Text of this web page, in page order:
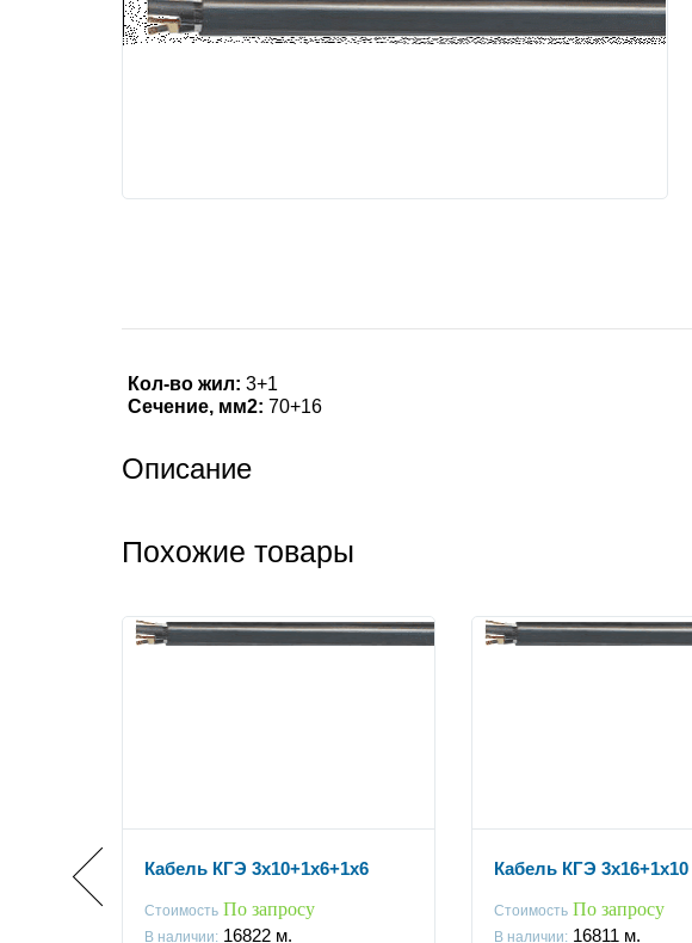
Кол-во жил: 3+1
Сечение, мм2: 70+16
Описание
Похожие товары
Кабель КГЭ 3x10+1x6+1x6
СтоимостьПо запросу
В наличии:16822 м.
Кабель КГЭ 3x16+1x10
СтоимостьПо запросу
В наличии:16811 м.